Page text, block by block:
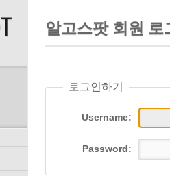
알고스팟 회원 로
로그인하기
Username:
Password: